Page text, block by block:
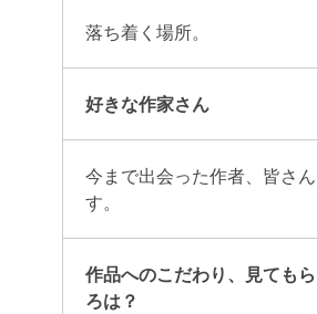
落ち着く場所。
好きな作家さん
今まで出会った作者、皆さ
す。
作品へのこだわり、見ても
ろは？